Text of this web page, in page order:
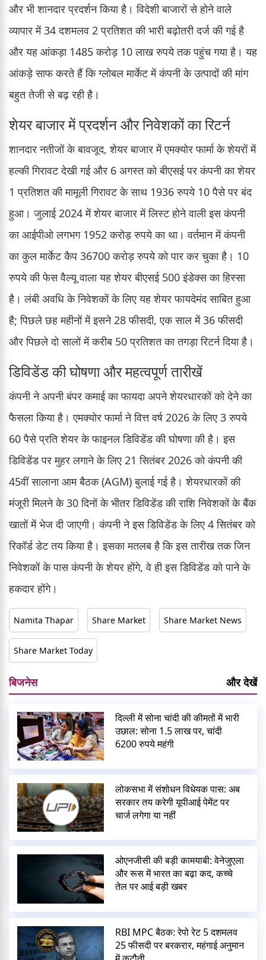
और भी शानदार प्रदर्शन किया है। विदेशी बाजारों से होने वाले
व्यापार में 34 दशमलव 2 प्रतिशत की भारी बढ़ोतरी दर्ज की गई है
और यह आंकड़ा 1485 करोड़ 10 लाख रुपये तक पहुंच गया है। यह
आंकड़े साफ करते हैं कि ग्लोबल मार्केट में कंपनी के उत्पादों की मांग
बहुत तेजी से बढ़ रही है।
शेयर बाजार में प्रदर्शन और निवेशकों का रिटर्न
शानदार नतीजों के बावजूद, शेयर बाजार में एमक्योर फार्मा के शेयरों में
हल्की गिरावट देखी गई और 6 अगस्त को बीएसई पर कंपनी का शेयर
1 प्रतिशत की मामूली गिरावट के साथ 1936 रुपये 10 पैसे पर बंद
हुआ। जुलाई 2024 में शेयर बाजार में लिस्ट होने वाली इस कंपनी
का आईपीओ लगभग 1952 करोड़ रुपये का था। वर्तमान में कंपनी
का कुल मार्केट कैप 36700 करोड़ रुपये को पार कर चुका है। 10
रुपये की फेस वैल्यू वाला यह शेयर बीएसई 500 इंडेक्स का हिस्सा
है। लंबी अवधि के निवेशकों के लिए यह शेयर फायदेमंद साबित हुआ
है; पिछले छह महीनों में इसने 28 फीसदी, एक साल में 36 फीसदी
और पिछले दो सालों में करीब 50 प्रतिशत का तगड़ा रिटर्न दिया है।
डिविडेंड की घोषणा और महत्वपूर्ण तारीखें
कंपनी ने अपनी बंपर कमाई का फायदा अपने शेयरधारकों को देने का
फैसला किया है। एमक्योर फार्मा ने वित्त वर्ष 2026 के लिए 3 रुपये
60 पैसे प्रति शेयर के फाइनल डिविडेंड की घोषणा की है। इस
डिविडेंड पर मुहर लगाने के लिए 21 सितंबर 2026 को कंपनी की
45वीं सालाना आम बैठक (AGM) बुलाई गई है। शेयरधारकों की
मंजूरी मिलने के 30 दिनों के भीतर डिविडेंड की राशि निवेशकों के बैंक
खातों में भेज दी जाएगी। कंपनी ने इस डिविडेंड के लिए 4 सितंबर को
रिकॉर्ड डेट तय किया है। इसका मतलब है कि इस तारीख तक जिन
निवेशकों के पास कंपनी के शेयर होंगे, वे ही इस डिविडेंड को पाने के
हकदार होंगे।
Namita Thapar Share Market Share Market News
Share Market Today
बिजनेस और देखें
दिल्ली में सोना चांदी की कीमतों में भारी
उछाल: सोना 1.5 लाख पर, चांदी
6200 रुपये महंगी
लोकसभा में संशोधन विधेयक पास: अब
सरकार तय करेगी यूपीआई पेमेंट पर
चार्ज लगेगा या नहीं
ओएनजीसी की बड़ी कामयाबी: वेनेजुएला
और रूस में भारत का बढ़ा कद, कच्चे
तेल पर आई बड़ी खबर
RBI MPC बैठक: रेपो रेट 5 दशमलव
25 फीसदी पर बरकरार, महंगाई अनुमान